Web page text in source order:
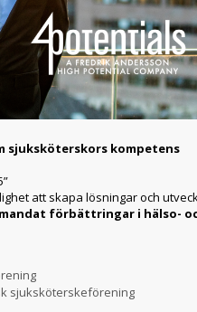
sjuksköterskors kompetens
att skapa lösningar och
förbättringar i hälso-
sjuksköterskeförening